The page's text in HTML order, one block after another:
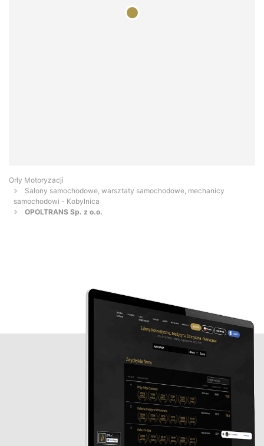
Orły Motoryzacji
Salony samochodowe, warsztaty samochodowe, mechanicy
samochodowi - Kobylnica
OPOLTRANS Sp. z o.o.